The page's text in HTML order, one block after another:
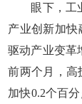
眼下，工业
产业创新加快
驱动产业变革
前两个月，高
加快0.2个百